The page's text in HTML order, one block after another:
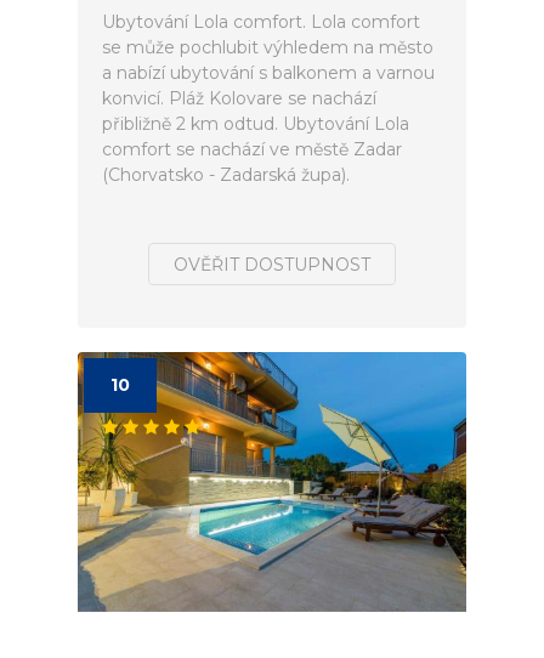
Ubytování Lola comfort. Lola comfort
se může pochlubit výhledem na město
a nabízí ubytování s balkonem a varnou
konvicí. Pláž Kolovare se nachází
přibližně 2 km odtud. Ubytování Lola
comfort se nachází ve městě Zadar
(Chorvatsko - Zadarská župa).
OVĚŘIT DOSTUPNOST
10